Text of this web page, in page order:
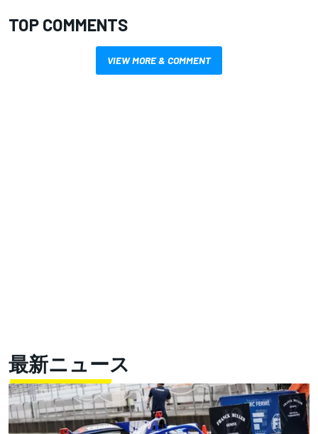
TOP COMMENTS
VIEW MORE & COMMENT
最新ニュース